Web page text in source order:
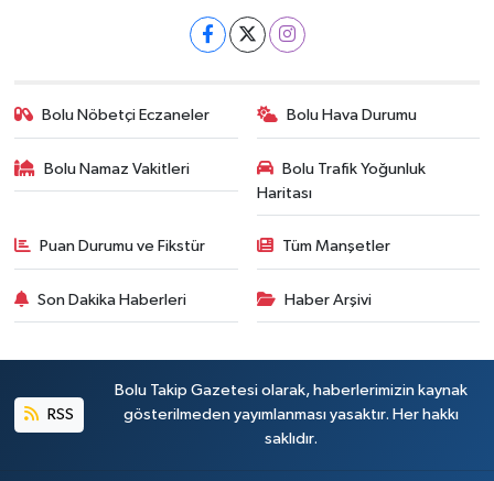
Bolu Nöbetçi Eczaneler Bolu Hava Durumu
Bolu Namaz Vakitleri
Bolu Trafik Yoğunluk
Haritası
Puan Durumu ve Fikstür Tüm Manşetler
Son Dakika Haberleri Haber Arşivi
RSS
Bolu Takip Gazetesi olarak, haberlerimizin kaynak
gösterilmeden yayımlanması yasaktır. Her hakkı
saklıdır.